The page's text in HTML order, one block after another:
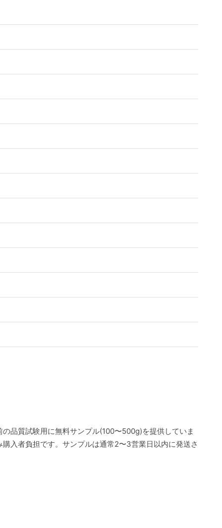
の品質試験用に無料サンプル(100〜500g)を提供していま
購入者負担です。サンプルは通常2〜3営業日以内に発送さ